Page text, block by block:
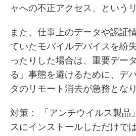
ャへの不正アクセス、という
また、仕事上のデータや認証
ていたモバイルデバイスを紛
ったりした場合は、重要デー
る」事態を避けるために、デ
タのリモート消去が急務となり
対策：
「アンチウイルス製
スにインストールしただけで